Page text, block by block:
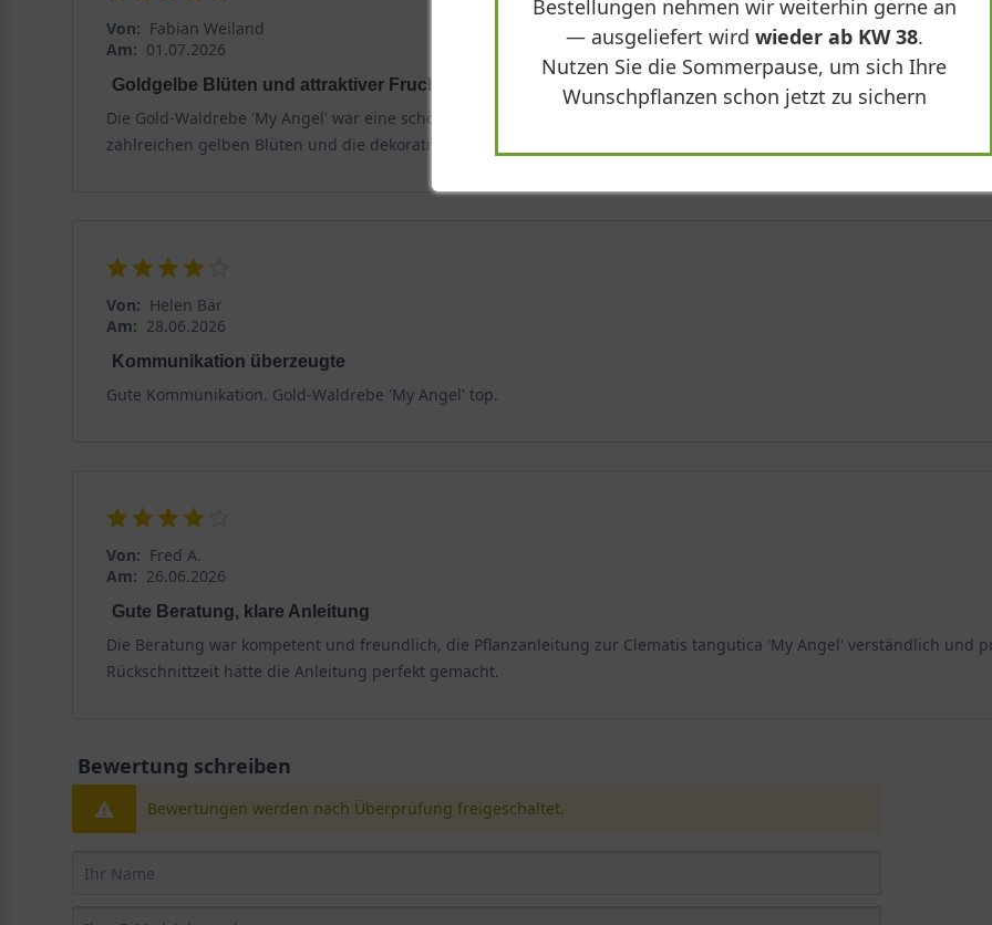
Von: Fabian Weiland
Am: 01.07.2026
Goldgelbe Blüten und attraktiver Fruchtschmuck
Die Gold-Waldrebe 'My Angel' war eine schöne Überraschung. Die Pflanze ist kräftig gewachsen und zeigt bereits
zahlreichen gelben Blüten und die dekorativen Fruchtstände.
Von: Helen Bär
Am: 28.06.2026
Kommunikation überzeugte
Gute Kommunikation. Gold-Waldrebe 'My Angel' top.
Von: Fred A.
Am: 26.06.2026
Gute Beratung, klare Anleitung
Die Beratung war kompetent und freundlich, die Pflanzanleitung zur Clematis tangutica 'My Angel' verständlich und
Rückschnittzeit hätte die Anleitung perfekt gemacht.
Bewertung schreiben
Bewertungen werden nach Überprüfung freigeschaltet.
Bestellungen nehmen wir weiterhin gerne an
— ausgeliefert wird wieder ab KW 38.
Nutzen Sie die Sommerpause, um sich Ihre
Wunschpflanzen schon jetzt zu sichern